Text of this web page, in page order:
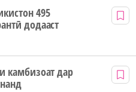
495
додааст
камбизоат дар